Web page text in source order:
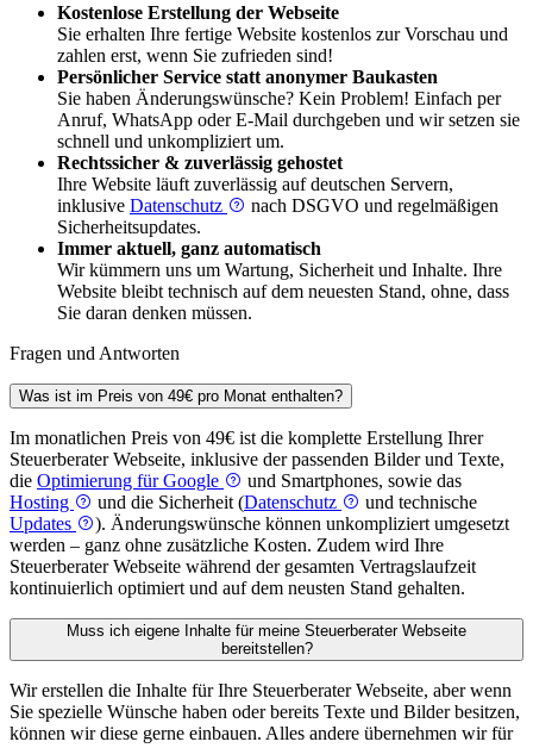
Kostenlose Erstellung der Webseite
Sie erhalten Ihre fertige Website kostenlos zur Vorschau und
zahlen erst, wenn Sie zufrieden sind!
Persönlicher Service statt anonymer Baukasten
Sie haben Änderungswünsche? Kein Problem! Einfach per
Anruf, WhatsApp oder E-Mail durchgeben und wir setzen sie
schnell und unkompliziert um.
Rechtssicher & zuverlässig gehostet
Ihre Website läuft zuverlässig auf deutschen Servern,
inklusive Datenschutz
nach DSGVO und regelmäßigen
Sicherheitsupdates.
Immer aktuell, ganz automatisch
Wir kümmern uns um Wartung, Sicherheit und Inhalte. Ihre
Website bleibt technisch auf dem neuesten Stand, ohne, dass
Sie daran denken müssen.
Fragen und Antworten
Was ist im Preis von 49€ pro Monat enthalten?
Im monatlichen Preis von 49€ ist die komplette Erstellung Ihrer
Steuerberater Webseite, inklusive der passenden Bilder und Texte,
die Optimierung für Google
und Smartphones, sowie das
Hosting
und die Sicherheit (Datenschutz
und technische
Updates
). Änderungswünsche können unkompliziert umgesetzt
werden – ganz ohne zusätzliche Kosten. Zudem wird Ihre
Steuerberater Webseite während der gesamten Vertragslaufzeit
kontinuierlich optimiert und auf dem neusten Stand gehalten.
Muss ich eigene Inhalte für meine Steuerberater Webseite
bereitstellen?
Wir erstellen die Inhalte für Ihre Steuerberater Webseite, aber wenn
Sie spezielle Wünsche haben oder bereits Texte und Bilder besitzen,
können wir diese gerne einbauen. Alles andere übernehmen wir für